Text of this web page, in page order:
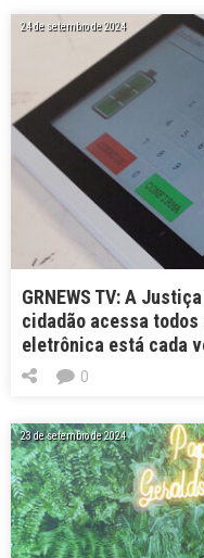
24 de setembro de 2024
GRNEWS TV: A
cidadão acessa
eletrônica está cada
0
23 de setembro de 2024